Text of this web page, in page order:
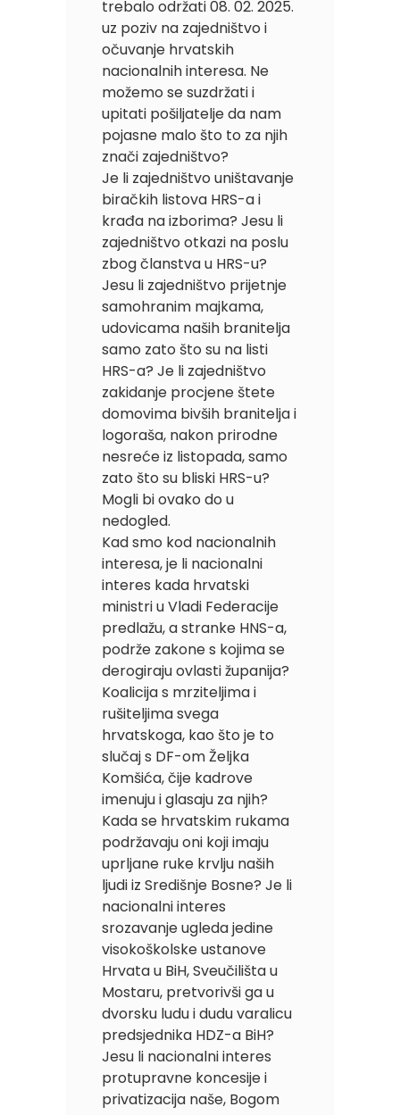
trebalo održati 08. 02. 2025.
uz poziv na zajedništvo i
očuvanje hrvatskih
nacionalnih interesa. Ne
možemo se suzdržati i
upitati pošiljatelje da nam
pojasne malo što to za njih
znači zajedništvo?
Je li zajedništvo uništavanje
biračkih listova HRS-a i
krađa na izborima? Jesu li
zajedništvo otkazi na poslu
zbog članstva u HRS-u?
Jesu li zajedništvo prijetnje
samohranim majkama,
udovicama naših branitelja
samo zato što su na listi
HRS-a? Je li zajedništvo
zakidanje procjene štete
domovima bivših branitelja i
logoraša, nakon prirodne
nesreće iz listopada, samo
zato što su bliski HRS-u?
Mogli bi ovako do u
nedogled.
Kad smo kod nacionalnih
interesa, je li nacionalni
interes kada hrvatski
ministri u Vladi Federacije
predlažu, a stranke HNS-a,
podrže zakone s kojima se
derogiraju ovlasti županija?
Koalicija s mrziteljima i
rušiteljima svega
hrvatskoga, kao što je to
slučaj s DF-om Željka
Komšića, čije kadrove
imenuju i glasaju za njih?
Kada se hrvatskim rukama
podržavaju oni koji imaju
uprljane ruke krvlju naših
ljudi iz Središnje Bosne? Je li
nacionalni interes
srozavanje ugleda jedine
visokoškolske ustanove
Hrvata u BiH, Sveučilišta u
Mostaru, pretvorivši ga u
dvorsku ludu i dudu varalicu
predsjednika HDZ-a BiH?
Jesu li nacionalni interes
protupravne koncesije i
privatizacija naše, Bogom